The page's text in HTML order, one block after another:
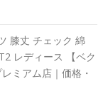
膝丈 チェック 綿
レディース 【ベク
ミアム店｜価格・